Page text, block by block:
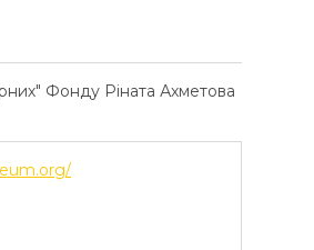
Фонду Ріната Ахметова